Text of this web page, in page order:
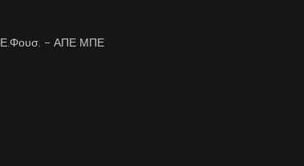
Ε.Φουσ. – ΑΠΕ ΜΠΕ